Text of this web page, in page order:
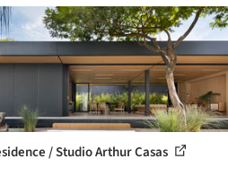
/ Studio Arthur Casas